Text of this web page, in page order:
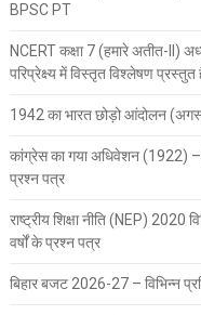
BPSC PT
NCERT कक्षा 7 (हमारे अतीत-II)
परिप्रेक्ष्य में विस्तृत विश्लेषण प्रस्तुत
1942 का भारत छोड़ो आंदोलन
कांग्रेस का गया अधिवेशन (1922)
प्रश्न पत्र
राष्ट्रीय शिक्षा नीति (NEP) 2020
वर्षों के प्रश्न पत्र
बिहार बजट 2026-27 – विभिन्न